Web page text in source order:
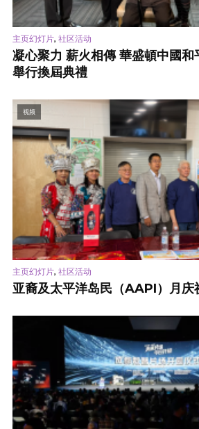
主页幻灯片, 社区活动
凝心聚力 薪火相傳 華盛頓中國和
舉行換屆典禮
视频
主页幻灯片, 社区活动
亚裔及太平洋岛民（AAPI）月庆